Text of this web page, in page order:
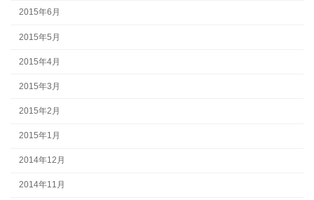
2015年6月
2015年5月
2015年4月
2015年3月
2015年2月
2015年1月
2014年12月
2014年11月